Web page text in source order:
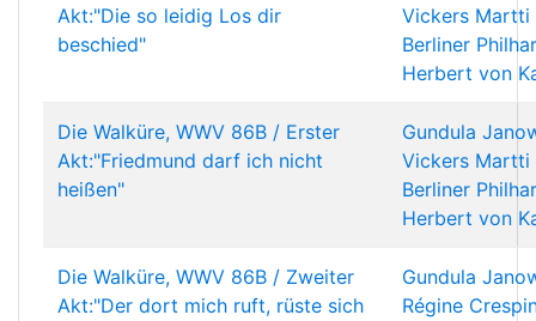
Akt:"Die so leidig Los dir
beschied"
Vickers Martti
Berliner
Herbert von
Die Walküre, WWV 86B / Erster
Akt:"Friedmund darf ich nicht
heißen"
Gundula
Vickers Martti
Berliner
Herbert von
Die Walküre, WWV 86B / Zweiter
Akt:"Der dort mich ruft, rüste sich
Gundula
Régine